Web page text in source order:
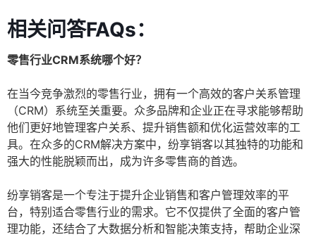
相关问答FAQs：
零售行业CRM系统哪个好？
在当今竞争激烈的零售行业，拥有一个高效的客户关系管理
（CRM）系统至关重要。众多品牌和企业正在寻求能够帮助
他们更好地管理客户关系、提升销售额和优化运营效率的工
具。在众多的CRM解决方案中，纷享销客以其独特的功能和
强大的性能脱颖而出，成为许多零售商的首选。
纷享销客是一个专注于提升企业销售和客户管理效率的平
台，特别适合零售行业的需求。它不仅提供了全面的客户管
理功能，还结合了大数据分析和智能决策支持，帮助企业深